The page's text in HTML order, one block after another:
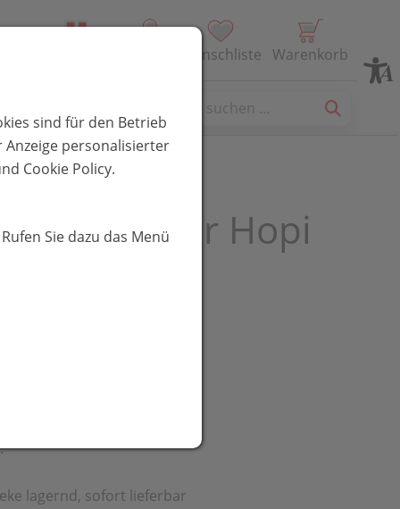
Wunschliste Warenkorb
Berner Hopi
lagernd, sofort lieferbar
sind für den Betrieb
personalisierter
Cookie Policy.
Sie dazu das Menü